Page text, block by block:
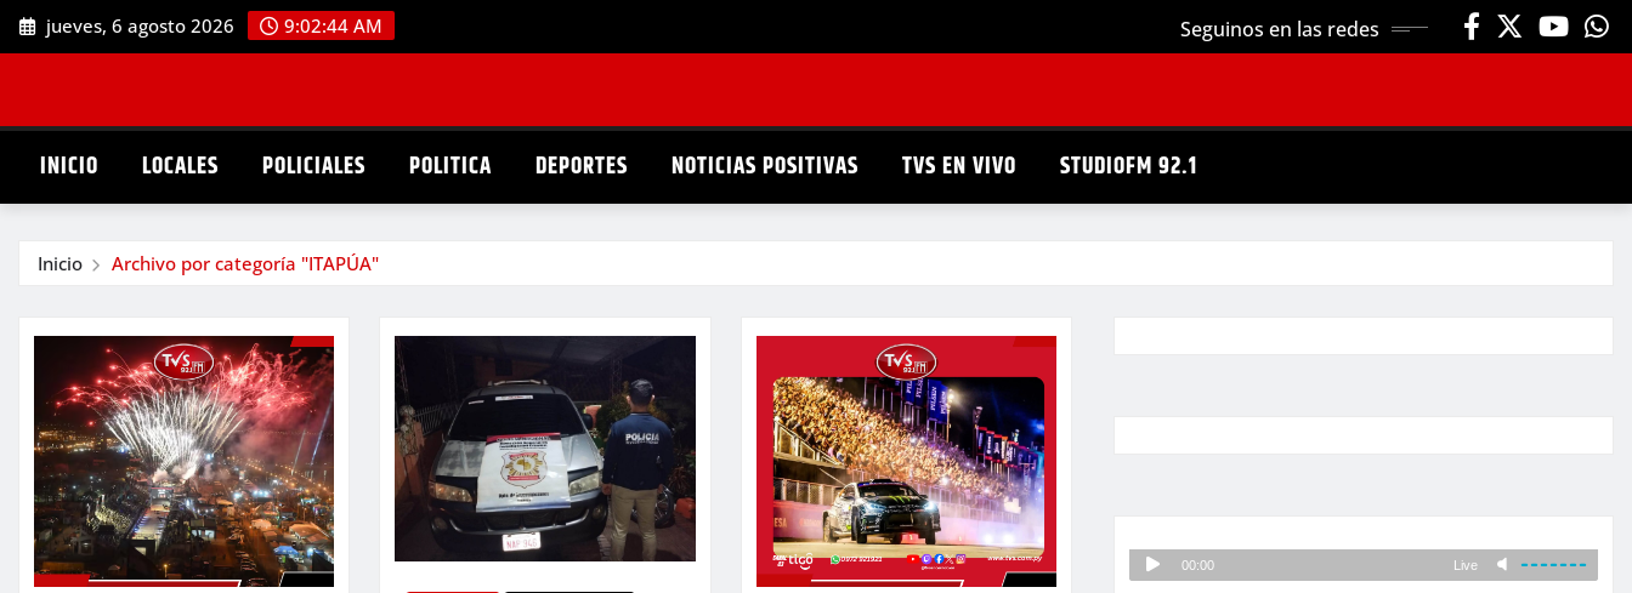
Saltar
al
jueves, 6 agosto 2026 9:02:45 AM Seguinos en las redes
INICIO LOCALES POLICIALES POLITICA DEPORTES NOTICIAS POSITIVAS TVS EN VIVO STUDIOFM 92.1
Inicio Archivo por categoría "ITAPÚA"